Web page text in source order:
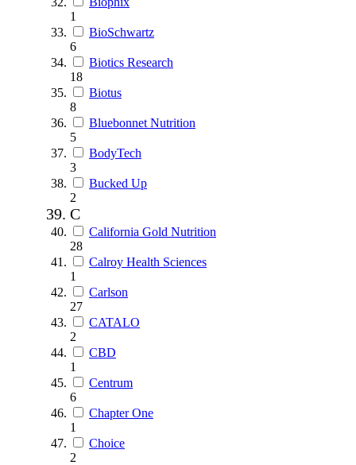
1
BioSchwartz
6
Biotics Research
18
Biotus
8
Bluebonnet Nutrition
5
BodyTech
3
Bucked Up
2
C
California Gold Nutrition
28
Calroy Health Sciences
1
Carlson
27
CATALO
2
CBD
1
Centrum
6
Chapter One
1
Choice
2